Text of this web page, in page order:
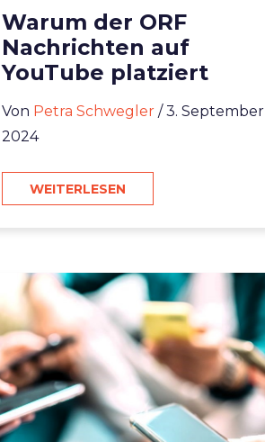
Warum der ORF
Nachrichten auf
YouTube platziert
Von Petra Schwegler/ 3. September
2024
WEITERLESEN